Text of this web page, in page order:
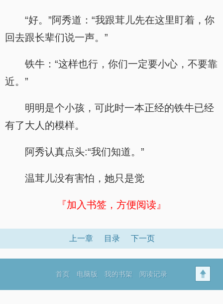
“好。”阿秀道：“我跟茸儿先在这里盯着，你
回去跟长辈们说一声。”
铁牛：“这样也行，你们一定要小心，不要靠
近。”
明明是个小孩，可此时一本正经的铁牛已经
有了大人的模样。
阿秀认真点头:“我们知道。”
温茸儿没有害怕，她只是觉
『加入书签，方便阅读』
上一章 目录 下一页
首页 电脑版 我的书架 阅读记录